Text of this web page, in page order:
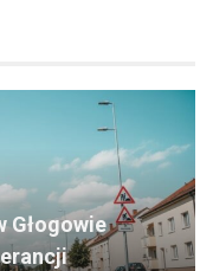
Głogowie